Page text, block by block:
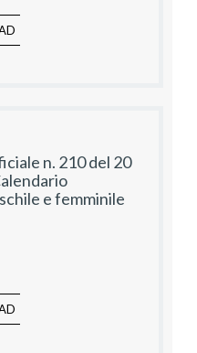
n. 210 del 20
e femminile